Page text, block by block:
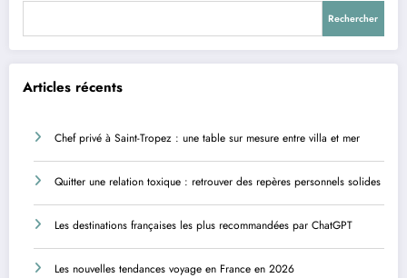
Rechercher
Articles récents
Chef privé à Saint-Tropez : une table sur mesure entre villa et mer
Quitter une relation toxique : retrouver des repères personnels solides
Les destinations françaises les plus recommandées par ChatGPT
Les nouvelles tendances voyage en France en 2026